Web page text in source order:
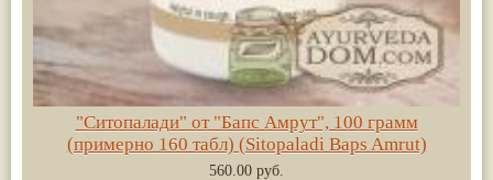
"Ситопалади" от "Бапс Амрут", 100 грамм
(примерно 160 табл) (Sitopaladi Baps Amrut)
560.00 руб.